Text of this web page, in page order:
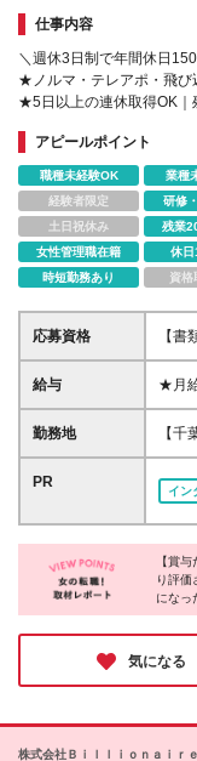
仕事内容
＼週休3日制で年間休日
★ノルマ・テレアポ・飛び
★5日以上の連休取得OK｜
★マニュアル完備！専門知
アピールポイント
職種未経験OK 業種
経験者限定
研修
土日祝休み
残業
女性管理職在籍
休日
時短勤務あり
資格
応募資格
【
と面
歴・学
ベ
み
給与
★月
績も
ティブ
給
なし
勤務地
【
カー
多数！ ☆転勤
になります。 【本
457-2 【京成臼井駅南口ViM店】 千葉県佐倉
3-30-4 Vim2階
西志津4-1-1 【千葉
3-12-9 【メガセンタートライアル八千
八千代市緑
県船橋市
布施
転居
PR
イン
【賞
り評価
になっ
力です
働きや
アパ
スの3
気になる
株式会社Ｂｉｌｌｉｏｎａｉｒｅ